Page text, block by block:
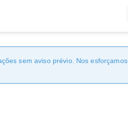
sem aviso prévio. Nos esforçamos